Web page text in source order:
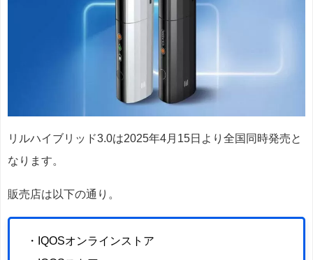
リルハイブリッド3.0は2025年4月15日より全国同時発売と
なります。
販売店は以下の通り。
・IQOSオンラインストア